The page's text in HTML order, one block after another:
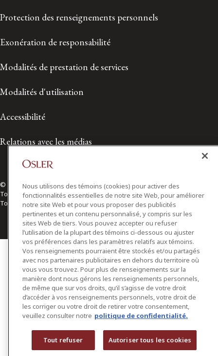
Protection des renseignements personnels
Exonération de responsabilité
Modalités de prestation de services
Modalités d'utilisation
Accessibilité
Relations avec les médias
© 2026 Osler, Hoskin & Harcourt S.E.N.C.R.L./s.r.l.
Tous droits réservés
Toronto | Montréal | Calgary | Vancouver | Ottawa | New York
Nous utilisons des témoins (cookies) pour activer des
fonctionnalités essentielles de notre site Web, pour améliorer
notre site Web et pour vous proposer des publicités
pertinentes et un contenu personnalisé, y compris sur les
sites Web de tiers. Vous pouvez accepter ou refuser
l’utilisation de la plupart des témoins ci-dessous ou ajuster
vos préférences dans les paramètres relatifs aux témoins.
Vos renseignements pourraient être stockés et/ou partagés
avec nos partenaires publicitaires en dehors du territoire où
vous vous trouvez. Pour plus de renseignements sur la
manière dont nous gérons les renseignements personnels,
de même que sur vos droits, qu’il s’agisse de votre droit
d’accéder à vos renseignements personnels, votre droit de
les corriger ou votre droit de retirer votre consentement,
veuillez consulter notre politique de confidentialité.
Tout refuser Autoriser tous les cookies